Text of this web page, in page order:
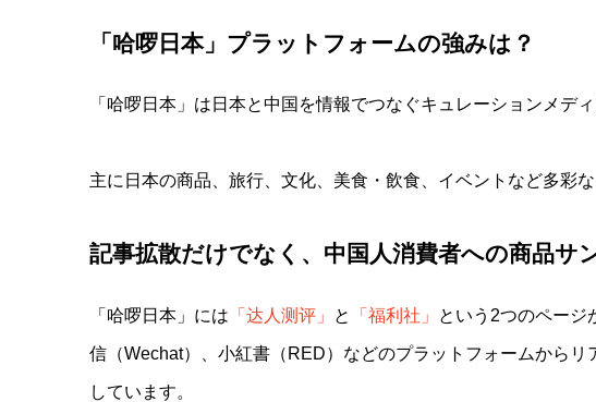
「哈啰日本」プラットフォームの強みは？
「哈啰日本」は日本と中国を情報でつなぐキュレーションメディ
主に日本の商品、旅行、文化、美食・飲食、イベントなど多彩
記事拡散だけでなく、中国人消費者への商品サ
「哈啰日本」には 「达人测评」 と 「福利社」 という2つのページ
信（Wechat）、小紅書（RED） などのプラットフォームから
しています。